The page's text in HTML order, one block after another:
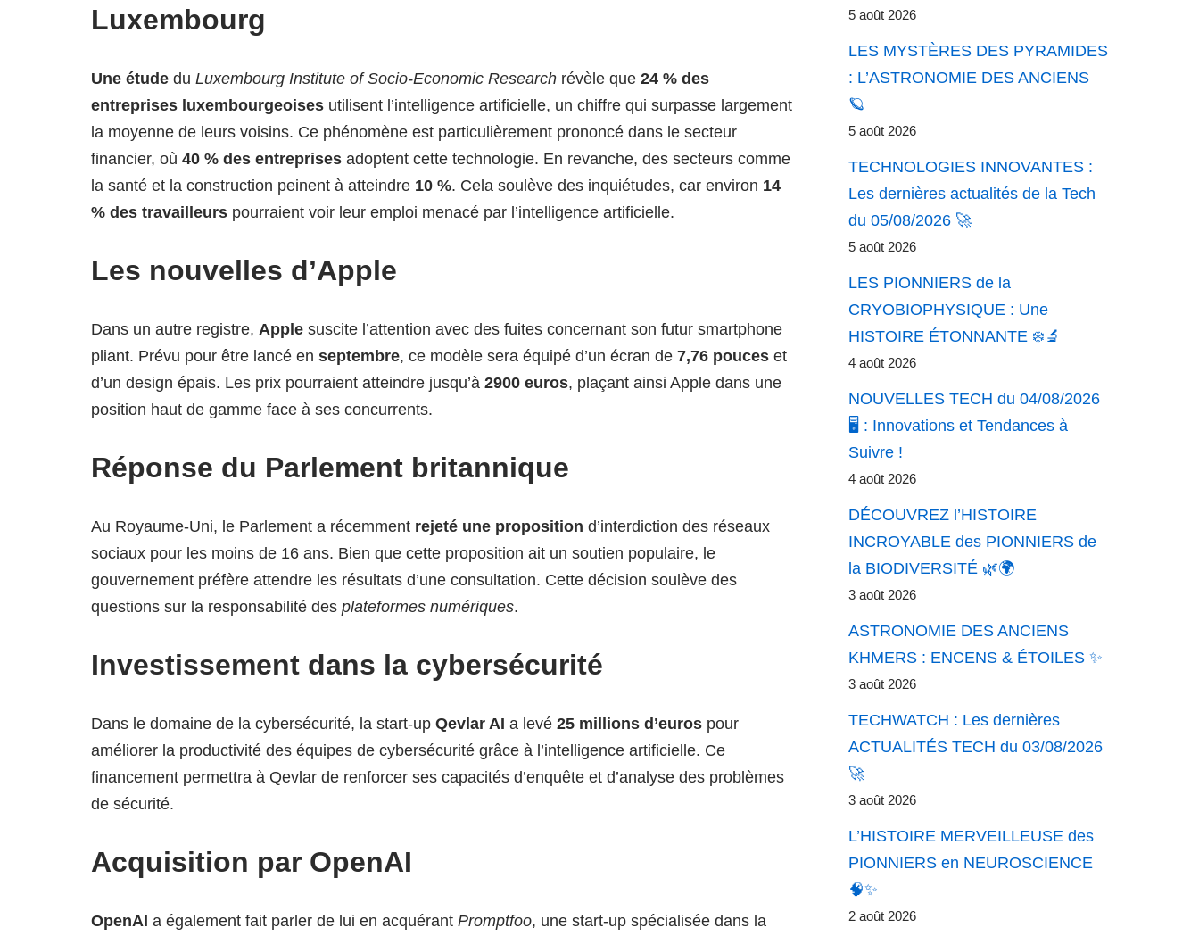
Luxembourg
Une étude du Luxembourg Institute of Socio-Economic Research révèle que 24 % des
entreprises luxembourgeoises utilisent l’intelligence artificielle, un chiffre qui surpasse largement
la moyenne de leurs voisins. Ce phénomène est particulièrement prononcé dans le secteur
financier, où 40 % des entreprises adoptent cette technologie. En revanche, des secteurs comme
la santé et la construction peinent à atteindre 10 %. Cela soulève des inquiétudes, car environ 14
% des travailleurs pourraient voir leur emploi menacé par l’intelligence artificielle.
Les nouvelles d’Apple
Dans un autre registre, Apple suscite l’attention avec des fuites concernant son futur smartphone
pliant. Prévu pour être lancé en septembre, ce modèle sera équipé d’un écran de 7,76 pouces et
d’un design épais. Les prix pourraient atteindre jusqu’à 2900 euros, plaçant ainsi Apple dans une
position haut de gamme face à ses concurrents.
Réponse du Parlement britannique
Au Royaume-Uni, le Parlement a récemment rejeté une proposition d’interdiction des réseaux
sociaux pour les moins de 16 ans. Bien que cette proposition ait un soutien populaire, le
gouvernement préfère attendre les résultats d’une consultation. Cette décision soulève des
questions sur la responsabilité des plateformes numériques.
Investissement dans la cybersécurité
Dans le domaine de la cybersécurité, la start-up Qevlar AI a levé 25 millions d’euros pour
améliorer la productivité des équipes de cybersécurité grâce à l’intelligence artificielle. Ce
financement permettra à Qevlar de renforcer ses capacités d’enquête et d’analyse des problèmes
de sécurité.
Acquisition par OpenAI
OpenAI a également fait parler de lui en acquérant Promptfoo, une start-up spécialisée dans la
5 août 2026
LES MYSTÈRES DES PYRAMIDES
: L’ASTRONOMIE DES ANCIENS
🪐
5 août 2026
TECHNOLOGIES INNOVANTES :
Les dernières actualités de la Tech
du 05/08/2026 🚀
5 août 2026
LES PIONNIERS de la
CRYOBIOPHYSIQUE : Une
HISTOIRE ÉTONNANTE ❄️🔬
4 août 2026
NOUVELLES TECH du 04/08/2026
🖥️ : Innovations et Tendances à
Suivre !
4 août 2026
DÉCOUVREZ l’HISTOIRE
INCROYABLE des PIONNIERS de
la BIODIVERSITÉ 🌿🌍
3 août 2026
ASTRONOMIE DES ANCIENS
KHMERS : ENCENS & ÉTOILES ✨
3 août 2026
TECHWATCH : Les dernières
ACTUALITÉS TECH du 03/08/2026
🚀
3 août 2026
L’HISTOIRE MERVEILLEUSE des
PIONNIERS en NEUROSCIENCE
🧠✨
2 août 2026